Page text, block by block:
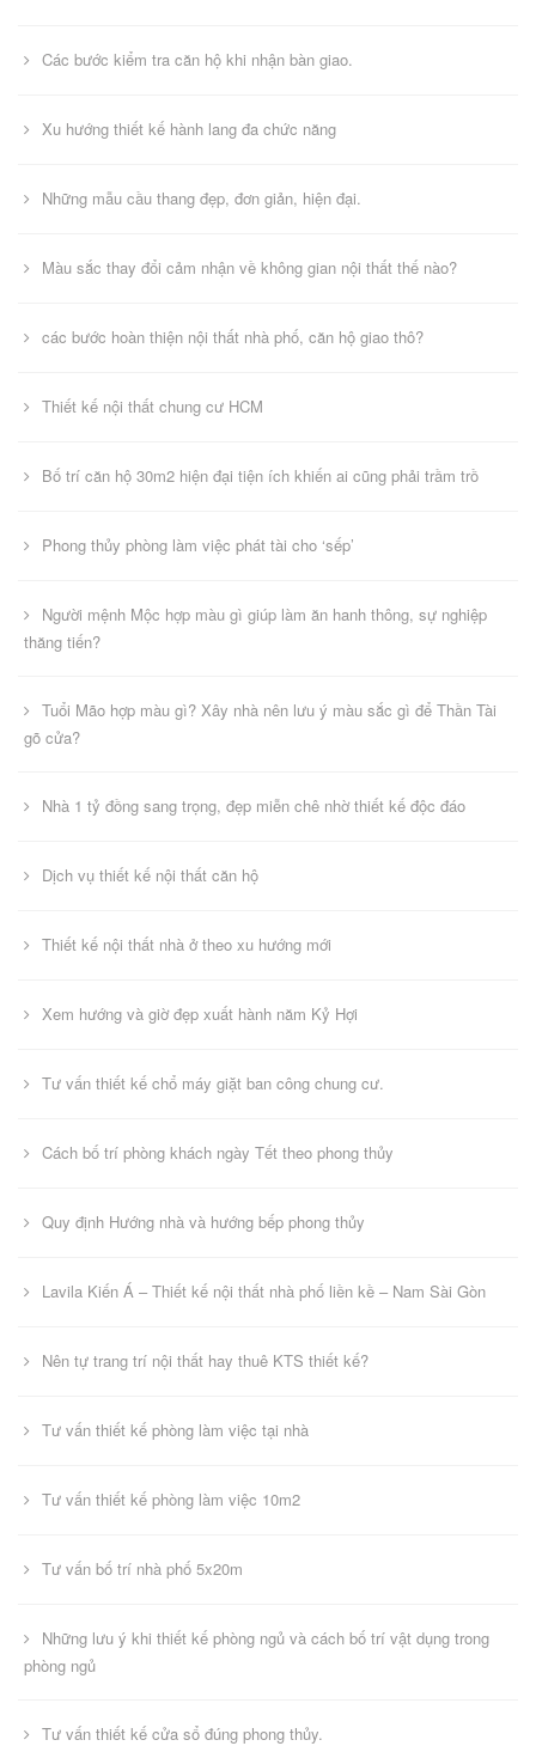
Các bước kiểm tra căn hộ khi nhận bàn giao.
Xu hướng thiết kế hành lang đa chức năng
Những mẫu cầu thang đẹp, đơn giản, hiện đại.
Màu sắc thay đổi cảm nhận về không gian nội thất thế nào?
các bước hoàn thiện nội thất nhà phố, căn hộ giao thô?
Thiết kế nội thất chung cư HCM
Bố trí căn hộ 30m2 hiện đại tiện ích khiến ai cũng phải trầm trồ
Phong thủy phòng làm việc phát tài cho ‘sếp’
Người mệnh Mộc hợp màu gì giúp làm ăn hanh thông, sự nghiệp
thăng tiến?
Tuổi Mão hợp màu gì? Xây nhà nên lưu ý màu sắc gì để Thần Tài
gõ cửa?
Nhà 1 tỷ đồng sang trọng, đẹp miễn chê nhờ thiết kế độc đáo
Dịch vụ thiết kế nội thất căn hộ
Thiết kế nội thất nhà ở theo xu hướng mới
Xem hướng và giờ đẹp xuất hành năm Kỷ Hợi
Tư vấn thiết kế chổ máy giặt ban công chung cư.
Cách bố trí phòng khách ngày Tết theo phong thủy
Quy định Hướng nhà và hướng bếp phong thủy
Lavila Kiến Á – Thiết kế nội thất nhà phố liền kề – Nam Sài Gòn
Nên tự trang trí nội thất hay thuê KTS thiết kế?
Tư vấn thiết kế phòng làm việc tại nhà
Tư vấn thiết kế phòng làm việc 10m2
Tư vấn bố trí nhà phố 5x20m
Những lưu ý khi thiết kế phòng ngủ và cách bố trí vật dụng trong
phòng ngủ
Tư vấn thiết kế cửa sổ đúng phong thủy.